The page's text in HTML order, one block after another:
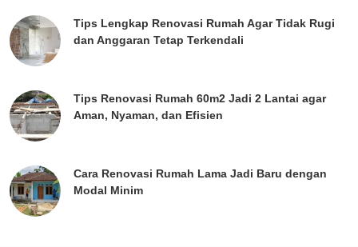
Tips Lengkap Renovasi Rumah Agar Tidak Rugi
dan Anggaran Tetap Terkendali
Tips Renovasi Rumah 60m2 Jadi 2 Lantai agar
Aman, Nyaman, dan Efisien
Cara Renovasi Rumah Lama Jadi Baru dengan
Modal Minim